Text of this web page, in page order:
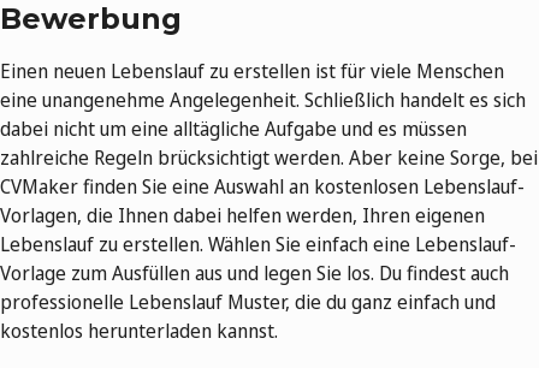
Bewerbung
Einen neuen Lebenslauf zu erstellen ist für viele Menschen
eine unangenehme Angelegenheit. Schließlich handelt es sich
dabei nicht um eine alltägliche Aufgabe und es müssen
zahlreiche Regeln brücksichtigt werden. Aber keine Sorge, bei
CVMaker finden Sie eine Auswahl an kostenlosen Lebenslauf-
Vorlagen, die Ihnen dabei helfen werden, Ihren eigenen
Lebenslauf zu erstellen. Wählen Sie einfach eine Lebenslauf-
Vorlage zum Ausfüllen aus und legen Sie los. Du findest auch
professionelle Lebenslauf Muster, die du ganz einfach und
kostenlos herunterladen kannst.